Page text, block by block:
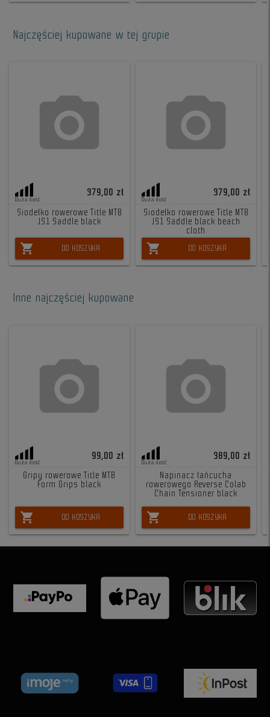
Najczęściej kupowane w tej grupie
Duża ilość
379,00 zł
Siodełko rowerowe Title MTB
JS1 Saddle black
shopping_cart DO KOSZYKA
Duża ilość
379,00 zł
Siodełko rowerowe Title MTB
JS1 Saddle black beach
cloth
shopping_cart DO KOSZYKA
Inne najczęściej kupowane
Duża ilość
99,00 zł
Gripy rowerowe Title MTB
Form Grips black
shopping_cart DO KOSZYKA
Duża ilość
389,00 zł
Napinacz łańcucha
rowerowego Reverse Colab
Chain Tensioner black
shopping_cart DO KOSZYKA